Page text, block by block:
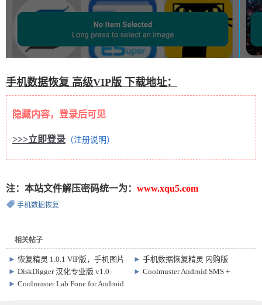
手机数据恢复 高级VIP版 下载地址：
隐藏内容，登录后可见
>>>立即登录 （注册说明）
注：本站文件解压密码统一为： www.xqu5.com
手机数据恢复
相关帖子
►恢复精灵 1.0.1 VIP版，手机图片
误删恢复工具
►手机数据恢复精灵 内购版
v10.1.1
►DiskDigger 汉化专业版 v1.0-
2023-04-11 手机数据恢复软件
►Coolmuster Android SMS +
►Coolmuster Lab Fone for Android